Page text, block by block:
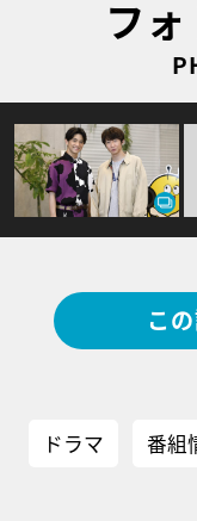
フ
こ
ドラマ 番組